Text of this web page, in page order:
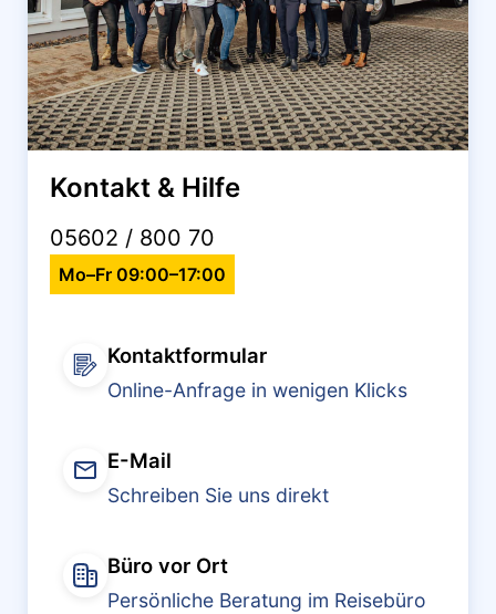
Kontakt & Hilfe
05602 / 800 70
Mo–Fr 09:00–17:00
Kontaktformular
Online-Anfrage in wenigen Klicks
E-Mail
Schreiben Sie uns direkt
Büro vor Ort
Persönliche Beratung im Reisebüro